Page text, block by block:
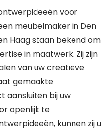
voor
meubelmaker in Den
Haag staan bekend om
in maatwerk. Zij zijn
van uw creatieve
gemaakte
aansluiten bij uw
openlijk te
kunnen zij u